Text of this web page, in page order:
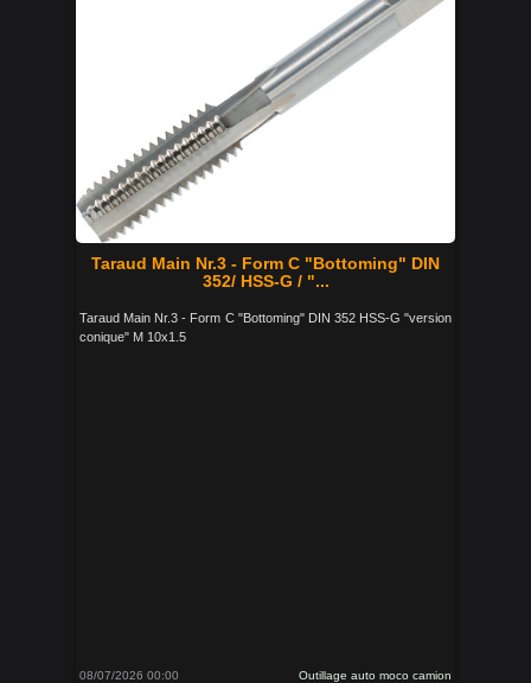
Taraud Main Nr.3 - Form C "Bottoming" DIN
352/ HSS-G / "...
Taraud Main Nr.3 - Form C "Bottoming" DIN 352 HSS-G "version
conique" M 10x1.5
08/07/2026 00:00 Outillage auto moco camion